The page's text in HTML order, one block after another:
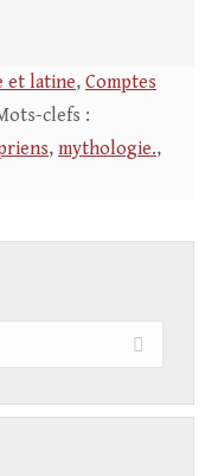
et latine, Comptes
clefs :
, mythologie.,